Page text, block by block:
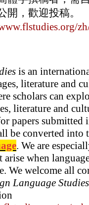
開，歡迎投稿。
is an
literature and
scholars can
literature and
papers submitted
be converted into
. We are
arise when
We welcome all
Language Studies